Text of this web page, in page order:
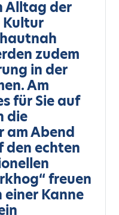
Alltag der
Kultur
zudem
in der
Am
für Sie auf
die
am Abend
den echten
freuen
einer Kanne